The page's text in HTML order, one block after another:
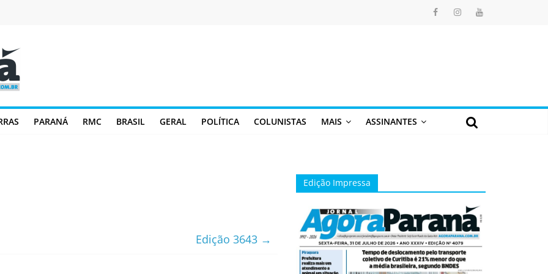
PARANÁ RMC BRASIL GERAL POLÍTICA COLUNISTAS MAIS ASSINANTES
Edição 3643 →
Edição Impressa